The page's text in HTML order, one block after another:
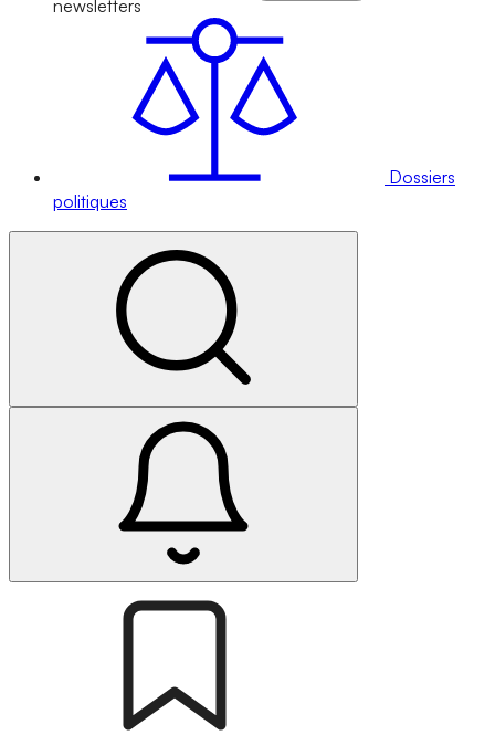
newsletters
Dossiers
politiques